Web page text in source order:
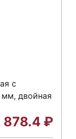
с
двойная
878.4 ₽